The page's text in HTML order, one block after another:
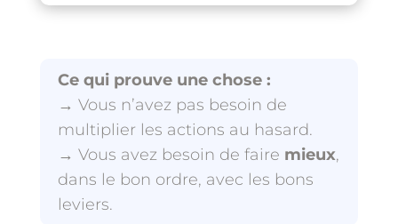
Ce qui prouve une chose :
→ Vous n’avez pas besoin de
multiplier les actions au hasard.
→ Vous avez besoin de faire mieux,
dans le bon ordre, avec les bons
leviers.